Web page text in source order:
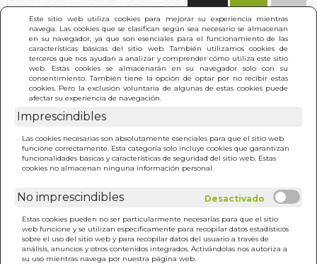
Este sitio web utiliza cookies para mejorar su experiencia mientras
navega. Las cookies que se clasifican según sea necesario se almacenan
en su navegador, ya que son esenciales para el funcionamiento de las
características básicas del sitio web. También utilizamos cookies de
terceros que nos ayudan a analizar y comprender cómo utiliza este sitio
web. Estas cookies se almacenarán en su navegador solo con su
consentimiento. También tiene la opción de optar por no recibir estas
cookies. Pero la exclusión voluntaria de algunas de estas cookies puede
afectar su experiencia de navegación.
Imprescindibles
Las cookies necesarias son absolutamente esenciales para que el sitio web
funcione correctamente. Esta categoría solo incluye cookies que garantizan
funcionalidades básicas y características de seguridad del sitio web. Estas
cookies no almacenan ninguna información personal.
No imprescindibles
Estas cookies pueden no ser particularmente necesarias para que el sitio
web funcione y se utilizan específicamente para recopilar datos estadísticos
sobre el uso del sitio web y para recopilar datos del usuario a través de
análisis, anuncios y otros contenidos integrados. Activándolas nos autoriza a
su uso mientras navega por nuestra página web.
INICIO > DOCE RAYOS (N/E). LOS